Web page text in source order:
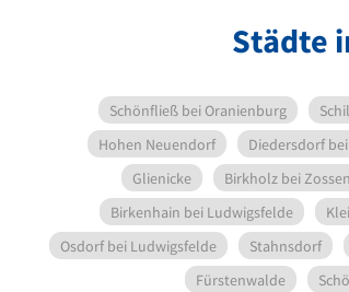
Städte
Schönfließ bei Oranienburg
Hohen Neuendorf
Diedersdorf
Glienicke
Birkholz bei
Birkenhain bei Ludwigsfelde
Osdorf bei Ludwigsfelde
Stahnsdorf
Fürstenwalde